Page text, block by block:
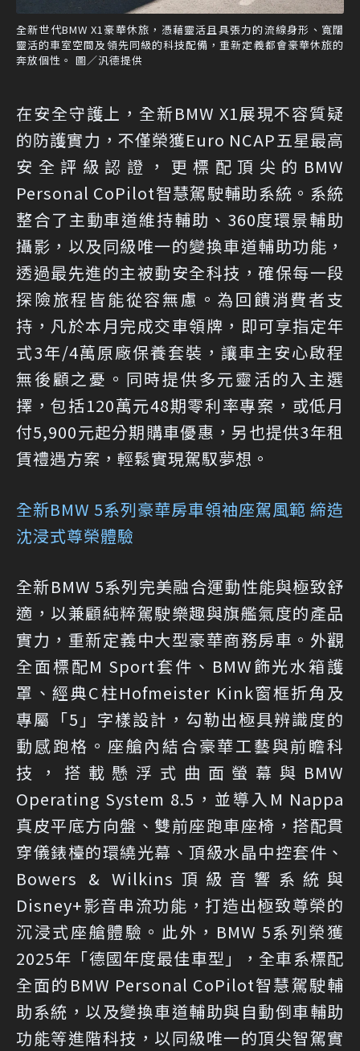
全新世代BMW X1豪華休旅，憑藉靈活且具張力的流線身形、寬闊
靈活的車室空間及領先同級的科技配備，重新定義都會豪華休旅的
奔放個性。 圖／汎德提供
在安全守護上，全新BMW X1展現不容質疑
的防護實力，不僅榮獲Euro NCAP五星最高
安全評級認證，更標配頂尖的BMW
Personal CoPilot智慧駕駛輔助系統。系統
整合了主動車道維持輔助、360度環景輔助
攝影，以及同級唯一的變換車道輔助功能，
透過最先進的主被動安全科技，確保每一段
探險旅程皆能從容無慮。為回饋消費者支
持，凡於本月完成交車領牌，即可享指定年
式3年/4萬原廠保養套裝，讓車主安心啟程
無後顧之憂。同時提供多元靈活的入主選
擇，包括120萬元48期零利率專案，或低月
付5,900元起分期購車優惠，另也提供3年租
賃禮遇方案，輕鬆實現駕馭夢想。
全新BMW 5系列豪華房車領袖座駕風範 締造
沈浸式尊榮體驗
全新BMW 5系列完美融合運動性能與極致舒
適，以兼顧純粹駕駛樂趣與旗艦氣度的產品
實力，重新定義中大型豪華商務房車。外觀
全面標配M Sport套件、BMW飾光水箱護
罩、經典C柱Hofmeister Kink窗框折角及
專屬「5」字樣設計，勾勒出極具辨識度的
動感跑格。座艙內結合豪華工藝與前瞻科
技，搭載懸浮式曲面螢幕與BMW
Operating System 8.5，並導入M Nappa
真皮平底方向盤、雙前座跑車座椅，搭配貫
穿儀錶檯的環繞光幕、頂級水晶中控套件、
Bowers & Wilkins頂級音響系統與
Disney+影音串流功能，打造出極致尊榮的
沉浸式座艙體驗。此外，BMW 5系列榮獲
2025年「德國年度最佳車型」，全車系標配
全面的BMW Personal CoPilot智慧駕駛輔
助系統，以及變換車道輔助與自動倒車輔助
功能等進階科技，以同級唯一的頂尖智駕實